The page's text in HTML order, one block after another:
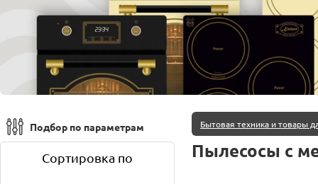
Подбор по параметрам
Сортировка по
Бытовая техника и товары
Пылесосы с